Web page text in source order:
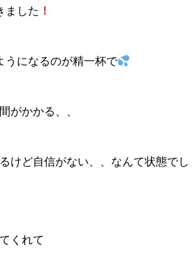
ました ！
うになるのが精一杯で
がかかる、、
けど自信がない、、なんて状態でし
くれて